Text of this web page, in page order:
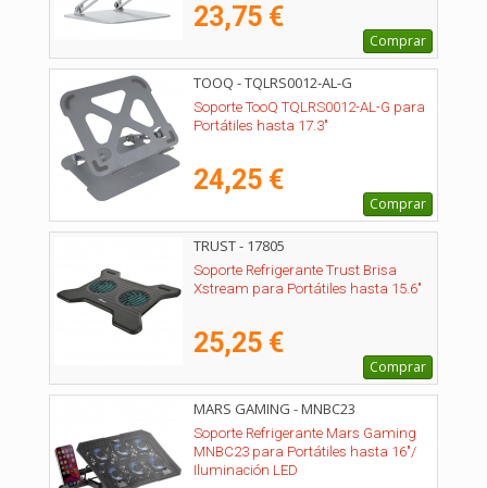
23,75 €
Comprar
TOOQ - TQLRS0012-AL-G
Soporte TooQ TQLRS0012-AL-G para
Portátiles hasta 17.3"
24,25 €
Comprar
TRUST - 17805
Soporte Refrigerante Trust Brisa
Xstream para Portátiles hasta 15.6"
25,25 €
Comprar
MARS GAMING - MNBC23
Soporte Refrigerante Mars Gaming
MNBC23 para Portátiles hasta 16"/
Iluminación LED